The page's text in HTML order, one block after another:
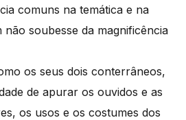
comuns na temática e na
soubesse da magnificência
os seus dois conterrâneos,
de apurar os ouvidos e as
os usos e os costumes dos